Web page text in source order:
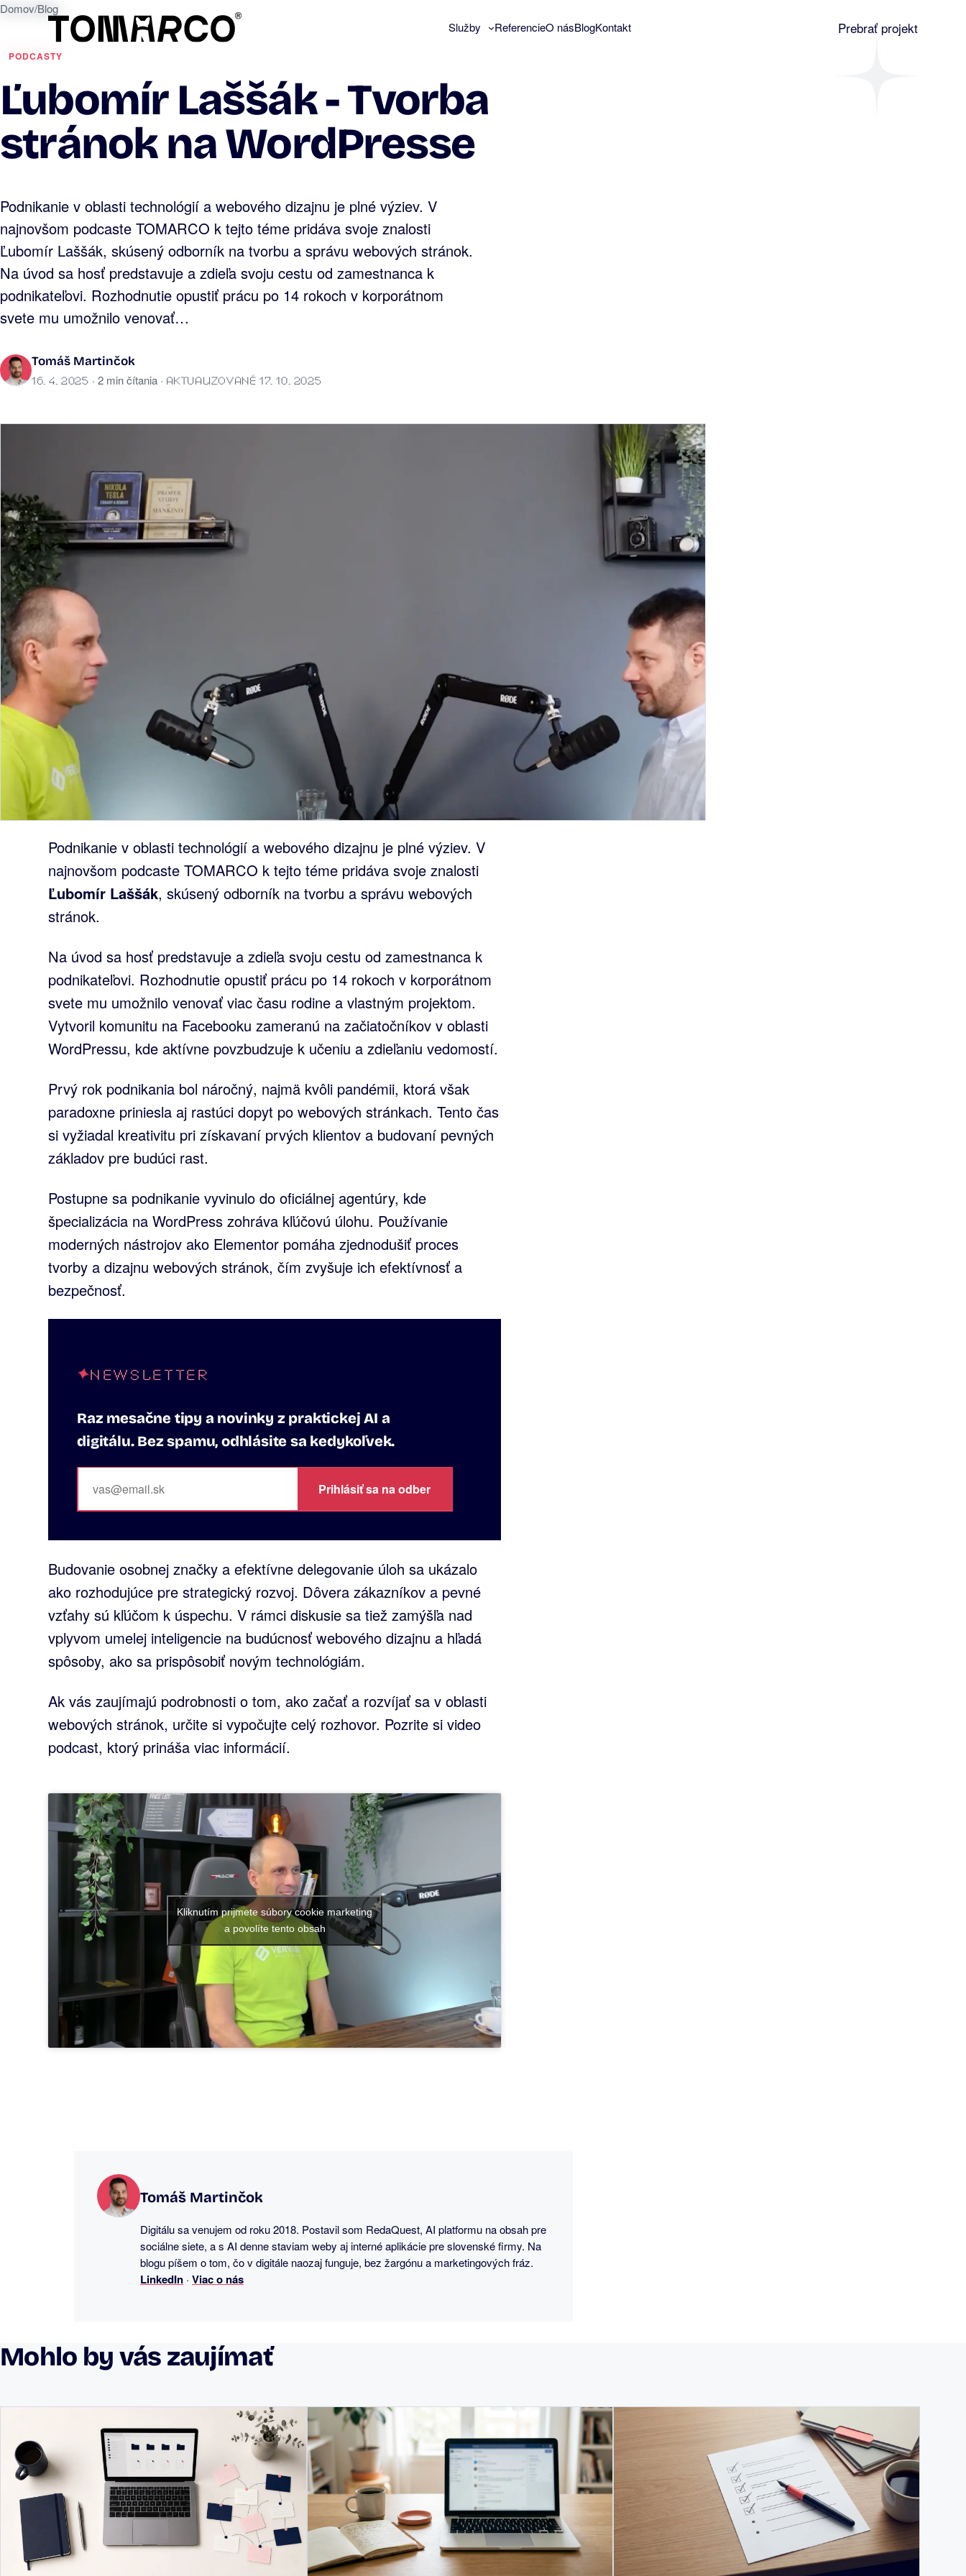
Služby ReferencieO násBlogKontakt Prebrať projekt
Domov/Blog
PODCASTY
Ľubomír Laššák - Tvorba
stránok na WordPresse
Podnikanie v oblasti technológií a webového dizajnu je plné výziev. V
najnovšom podcaste TOMARCO k tejto téme pridáva svoje znalosti
Ľubomír Laššák, skúsený odborník na tvorbu a správu webových stránok.
Na úvod sa hosť predstavuje a zdieľa svoju cestu od zamestnanca k
podnikateľovi. Rozhodnutie opustiť prácu po 14 rokoch v korporátnom
svete mu umožnilo venovať…
Tomáš Martinčok
16. 4. 2025 · 2 min čítania · AKTUALIZOVANÉ 17. 10. 2025
Podnikanie v oblasti technológií a webového dizajnu je plné výziev. V
najnovšom podcaste TOMARCO k tejto téme pridáva svoje znalosti
Ľubomír Laššák, skúsený odborník na tvorbu a správu webových
stránok.
Na úvod sa hosť predstavuje a zdieľa svoju cestu od zamestnanca k
podnikateľovi. Rozhodnutie opustiť prácu po 14 rokoch v korporátnom
svete mu umožnilo venovať viac času rodine a vlastným projektom.
Vytvoril komunitu na Facebooku zameranú na začiatočníkov v oblasti
WordPressu, kde aktívne povzbudzuje k učeniu a zdieľaniu vedomostí.
Prvý rok podnikania bol náročný, najmä kvôli pandémii, ktorá však
paradoxne priniesla aj rastúci dopyt po webových stránkach. Tento čas
si vyžiadal kreativitu pri získavaní prvých klientov a budovaní pevných
základov pre budúci rast.
Postupne sa podnikanie vyvinulo do oficiálnej agentúry, kde
špecializácia na WordPress zohráva kľúčovú úlohu. Používanie
moderných nástrojov ako Elementor pomáha zjednodušiť proces
tvorby a dizajnu webových stránok, čím zvyšuje ich efektívnosť a
bezpečnosť.
NEWSLETTER
Raz mesačne tipy a novinky z praktickej AI a
digitálu. Bez spamu, odhlásite sa kedykoľvek.
Prihlásiť sa na odber
Budovanie osobnej značky a efektívne delegovanie úloh sa ukázalo
ako rozhodujúce pre strategický rozvoj. Dôvera zákazníkov a pevné
vzťahy sú kľúčom k úspechu. V rámci diskusie sa tiež zamýšľa nad
vplyvom umelej inteligencie na budúcnosť webového dizajnu a hľadá
spôsoby, ako sa prispôsobiť novým technológiám.
Ak vás zaujímajú podrobnosti o tom, ako začať a rozvíjať sa v oblasti
webových stránok, určite si vypočujte celý rozhovor. Pozrite si video
podcast, ktorý prináša viac informácií.
Kliknutím prijmete súbory cookie marketing
a povolíte tento obsah
Tomáš Martinčok
Digitálu sa venujem od roku 2018. Postavil som RedaQuest, AI platformu na obsah pre
sociálne siete, a s AI denne staviam weby aj interné aplikácie pre slovenské firmy. Na
blogu píšem o tom, čo v digitále naozaj funguje, bez žargónu a marketingových fráz.
LinkedIn · Viac o nás
Mohlo by vás zaujímať